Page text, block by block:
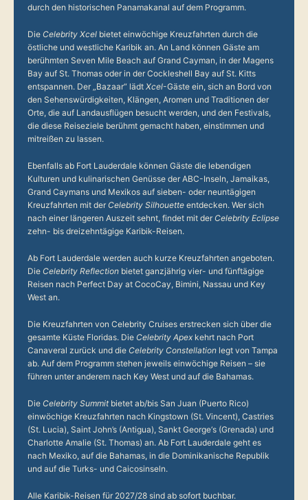
durch den historischen Panamakanal auf dem Programm.
Die Celebrity Xcel bietet einwöchige Kreuzfahrten durch die
östliche und westliche Karibik an. An Land können Gäste am
berühmten Seven Mile Beach auf Grand Cayman, in der Magens
Bay auf St. Thomas oder in der Cockleshell Bay auf St. Kitts
entspannen. Der „Bazaar“ lädt Xcel-Gäste ein, sich an Bord von
den Sehenswürdigkeiten, Klängen, Aromen und Traditionen der
Orte, die auf Landausflügen besucht werden, und den Festivals,
die diese Reiseziele berühmt gemacht haben, einstimmen und
mitreißen zu lassen.
Ebenfalls ab Fort Lauderdale können Gäste die lebendigen
Kulturen und kulinarischen Genüsse der ABC-Inseln, Jamaikas,
Grand Caymans und Mexikos auf sieben- oder neuntägigen
Kreuzfahrten mit derCelebrity Silhouette entdecken. Wer sich
nach einer längeren Auszeit sehnt, findet mit derCelebrity Eclipse
zehn- bis dreizehntägige Karibik-Reisen.
Ab Fort Lauderdale werden auch kurze Kreuzfahrten angeboten.
Die Celebrity Reflection bietet ganzjährig vier- und fünftägige
Reisen nach Perfect Day at CocoCay, Bimini, Nassau und Key
West an.
Die Kreuzfahrten von Celebrity Cruises erstrecken sich über die
gesamte Küste Floridas. Die Celebrity Apexkehrt nach Port
Canaveral zurück und die Celebrity Constellation legt von Tampa
ab. Auf dem Programm stehen jeweils einwöchige Reisen – sie
führen unter anderem nach Key West und auf die Bahamas.
Die Celebrity Summitbietet ab/bis San Juan (Puerto Rico)
einwöchige Kreuzfahrten nach Kingstown (St. Vincent), Castries
(St. Lucia), Saint John’s (Antigua), Sankt George‘s (Grenada) und
Charlotte Amalie (St. Thomas) an. Ab Fort Lauderdale geht es
nach Mexiko, auf die Bahamas, in die Dominikanische Republik
und auf die Turks- und Caicosinseln.
Alle Karibik-Reisen für 2027/28 sind ab sofort buchbar.